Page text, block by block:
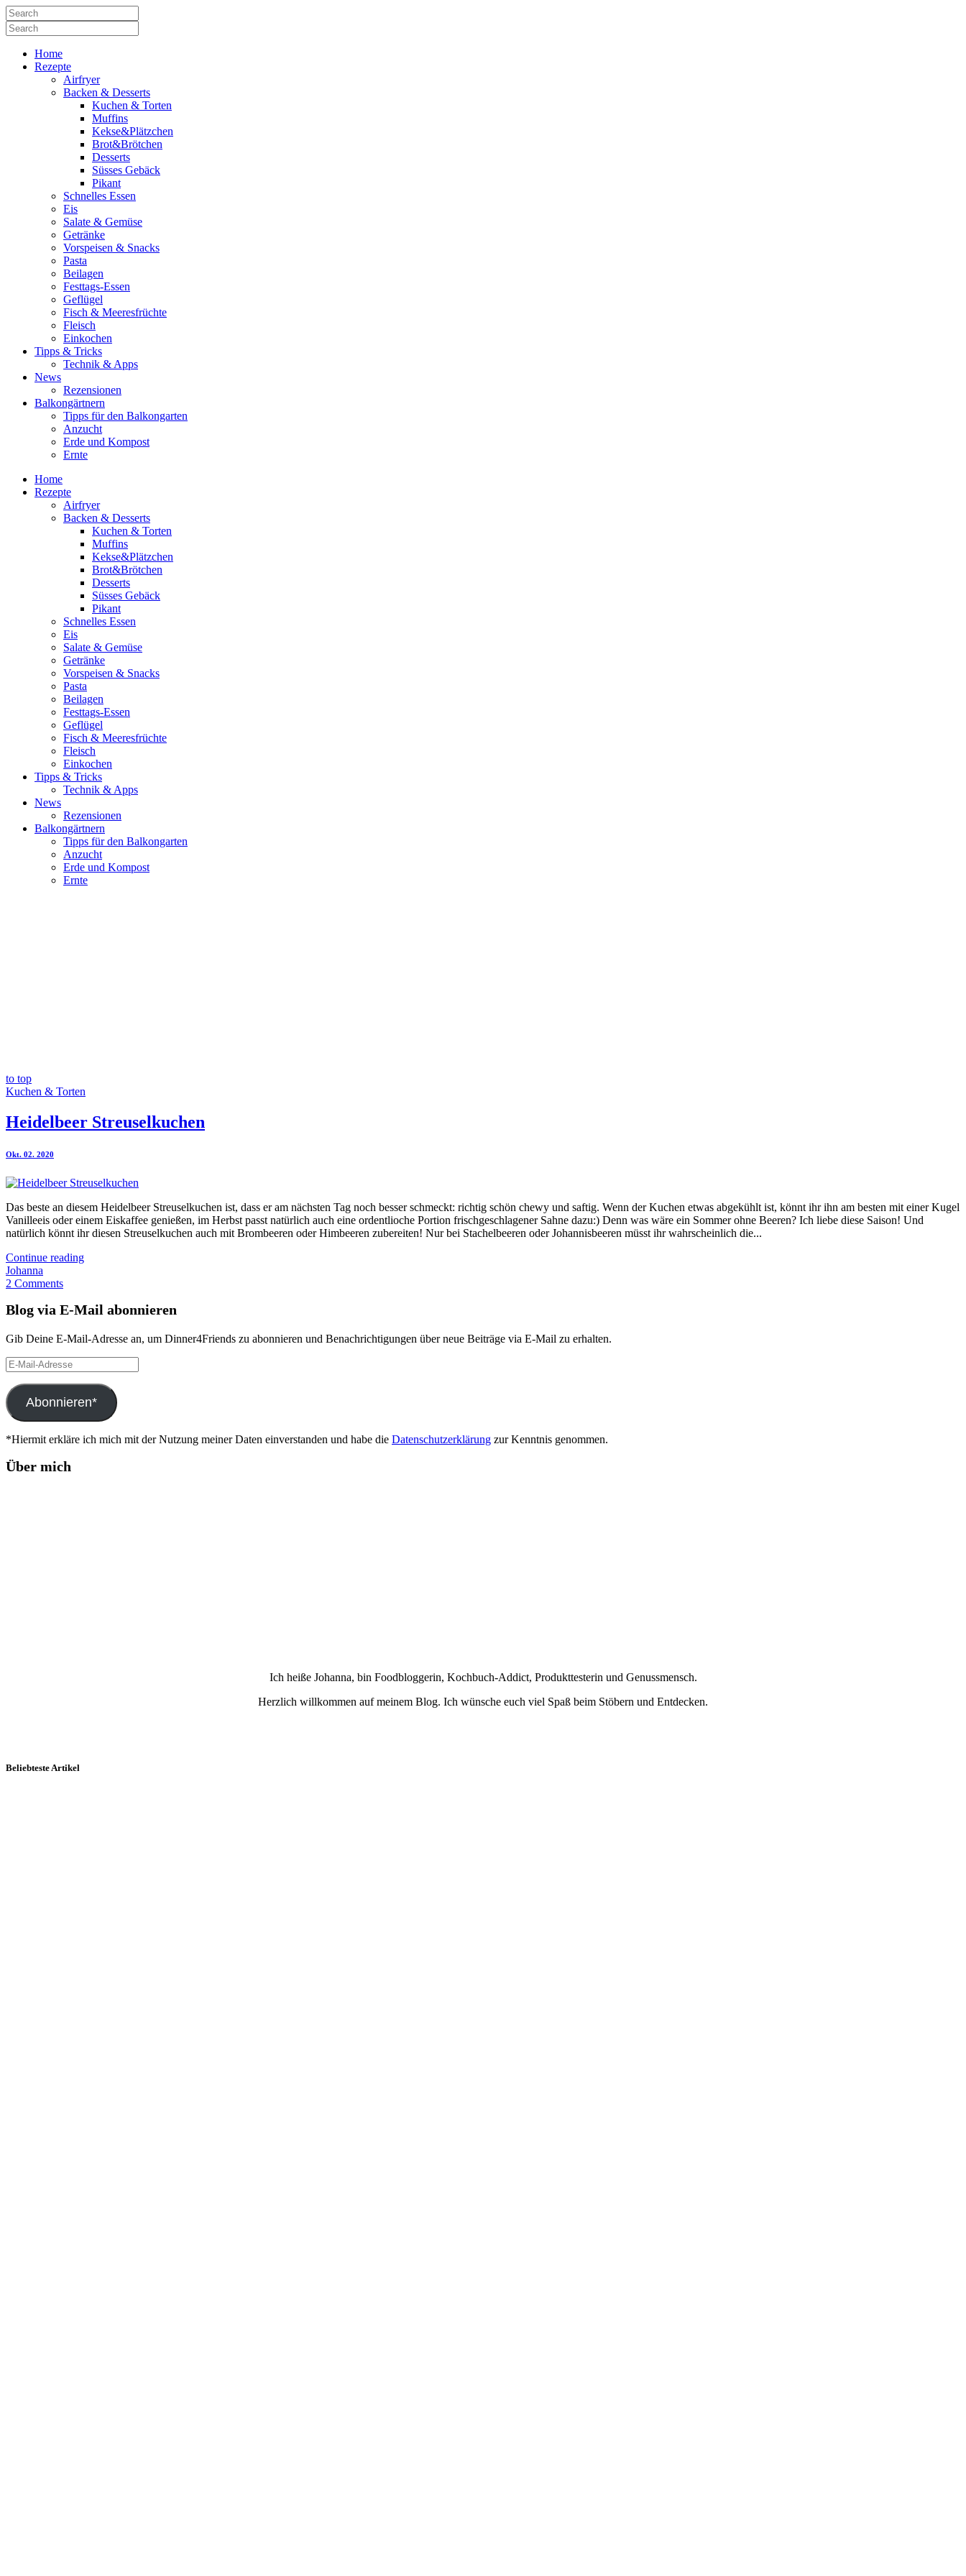
Home
Rezepte
Airfryer
Backen & Desserts
Kuchen & Torten
Muffins
Kekse&Plätzchen
Brot&Brötchen
Desserts
Süsses Gebäck
Pikant
Schnelles Essen
Eis
Salate & Gemüse
Getränke
Vorspeisen & Snacks
Pasta
Beilagen
Festtags-Essen
Geflügel
Fisch & Meeresfrüchte
Fleisch
Einkochen
Tipps & Tricks
Technik & Apps
News
Rezensionen
Balkongärtnern
Tipps für den Balkongarten
Anzucht
Erde und Kompost
Ernte
Home
Rezepte
Airfryer
Backen & Desserts
Kuchen & Torten
Muffins
Kekse&Plätzchen
Brot&Brötchen
Desserts
Süsses Gebäck
Pikant
Schnelles Essen
Eis
Salate & Gemüse
Getränke
Vorspeisen & Snacks
Pasta
Beilagen
Festtags-Essen
Geflügel
Fisch & Meeresfrüchte
Fleisch
Einkochen
Tipps & Tricks
Technik & Apps
News
Rezensionen
Balkongärtnern
Tipps für den Balkongarten
Anzucht
Erde und Kompost
Ernte
to top
Kuchen & Torten
Heidelbeer Streuselkuchen
Okt. 02. 2020
Das beste an diesem Heidelbeer Streuselkuchen ist, dass er am nächsten Tag noch besser schmeckt: richtig schön chewy und saftig. Wenn der Kuchen etwas abgekühlt ist, könnt ihr ihn am besten mit einer Kugel
Vanilleeis oder einem Eiskaffee genießen, im Herbst passt natürlich auch eine ordentlioche Portion frischgeschlagener Sahne dazu:) Denn was wäre ein Sommer ohne Beeren? Ich liebe diese Saison! Und
natürlich könnt ihr diesen Streuselkuchen auch mit Brombeeren oder Himbeeren zubereiten! Nur bei Stachelbeeren oder Johannisbeeren müsst ihr wahrscheinlich die...
Continue reading
Johanna
2 Comments
Blog via E-Mail abonnieren
Gib Deine E-Mail-Adresse an, um Dinner4Friends zu abonnieren und Benachrichtigungen über neue Beiträge via E-Mail zu erhalten.
E-
Mail-
Adresse
Abonnieren*
*Hiermit erkläre ich mich mit der Nutzung meiner Daten einverstanden und habe die Datenschutzerklärung zur Kenntnis genommen.
Über mich
Ich heiße Johanna, bin Foodbloggerin, Kochbuch-Addict, Produkttesterin und Genussmensch.
Herzlich willkommen auf meinem Blog. Ich wünsche euch viel Spaß beim Stöbern und Entdecken.
Beliebteste Artikel